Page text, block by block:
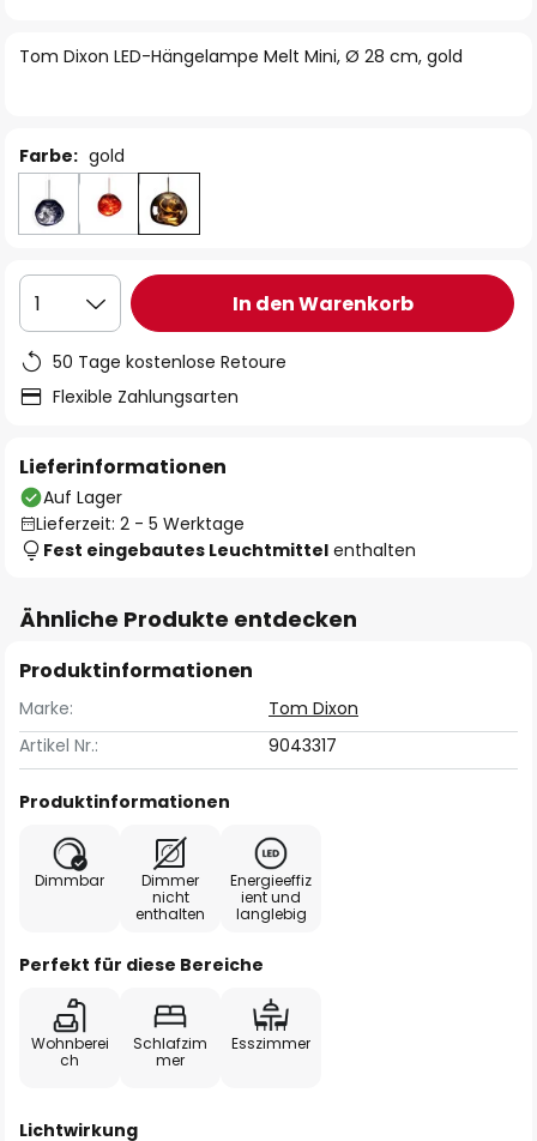
Tom Dixon LED-Hängelampe Melt Mini, Ø 28 cm, gold
Farbe: gold
1 In den Warenkorb
50 Tage kostenlose Retoure
Flexible Zahlungsarten
Lieferinformationen
Auf Lager
Lieferzeit: 2 - 5 Werktage
Fest eingebautes Leuchtmittel enthalten
Ähnliche Produkte entdecken
Produktinformationen
Marke:
Tom Dixon
Artikel Nr.:
9043317
Produktinformationen
Dimmbar
Dimmer
nicht
enthalten
Energieeffiz
ient und
langlebig
Perfekt für diese Bereiche
Wohnberei
ch
Schlafzim
mer
Esszimmer
Lichtwirkung